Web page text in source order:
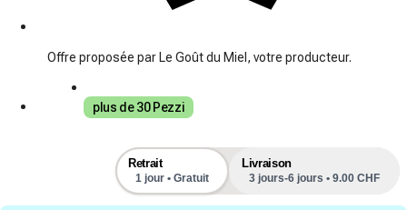
Offre proposée par Le Goût du Miel, votre producteur.
plus de 30 Pezzi
Retrait
1 jour • Gratuit
Livraison
3 jours-6 jours • 9.00 CHF